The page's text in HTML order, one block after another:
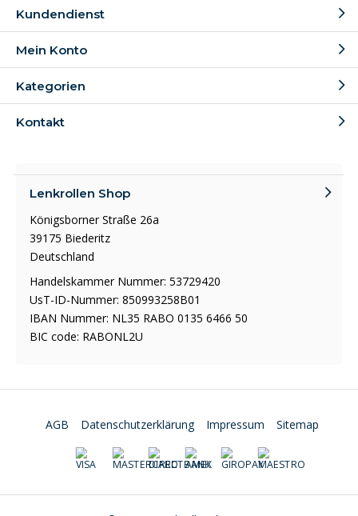
Kundendienst
Mein Konto
Kategorien
Kontakt
Lenkrollen Shop
Königsborner Straße 26a
39175 Biederitz
Deutschland
Handelskammer Nummer: 53729420
UsT-ID-Nummer: 850993258B01
IBAN Nummer: NL35 RABO 0135 6466 50
BIC code: RABONL2U
AGB Datenschutzerklärung Impressum Sitemap